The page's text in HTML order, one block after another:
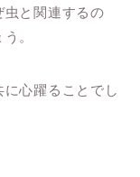
虫と関連するの
。
心躍ることでし